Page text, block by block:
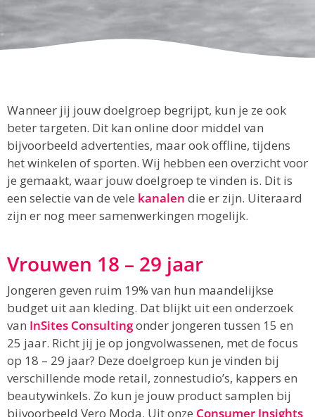
Wanneer jij jouw doelgroep begrijpt, kun je ze ook
beter targeten. Dit kan online door middel van
bijvoorbeeld advertenties, maar ook offline, tijdens
het winkelen of sporten. Wij hebben een overzicht voor
je gemaakt, waar jouw doelgroep te vinden is. Dit is
een selectie van de vele kanalen die er zijn. Uiteraard
zijn er nog meer samenwerkingen mogelijk.
Vrouwen 18 – 29 jaar
Jongeren geven ruim 19% van hun maandelijkse
budget uit aan kleding. Dat blijkt uit een onderzoek
van InSites Consultingonder jongeren tussen 15 en
25 jaar. Richt jij je op jongvolwassenen, met de focus
op 18 – 29 jaar? Deze doelgroep kun je vinden bij
verschillende mode retail, zonnestudio’s, kappers en
beautywinkels. Zo kun je jouw product samplen bij
bijvoorbeeld Vero Moda. Uit onze Consumer Insights